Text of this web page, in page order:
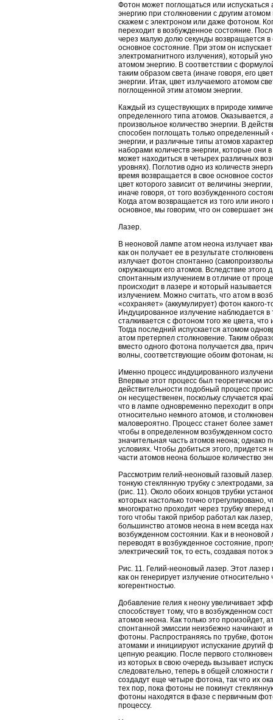
Фотон может поглощаться или
энергию при столкновении с другим
скажем с электроном или даже фотоном.
переходит в возбужденное состояние.
через малую долю секунды возвращается
основное состояние. При этом он испускает
электромагнитного излучения), который
атомом энергию. В соответствии с
таким образом света (иначе говоря, его
энергии. Итак, цвет излучаемого атомом
поглощенной этим атомом энергии.
Каждый из существующих в природе
определенного типа атомов. Оказывается,
произвольное количество энергии. В
способен поглощать только определенный
энергии, и различные типы атомов
наборами количеств энергии, которые они
может находиться в четырех различных
уровнях). Поглотив одно из количеств
время возвращается в свое основное
цвет которого зависит от величины
иначе говоря, от того возбужденного
Когда атом возвращается из того или
основное, мы говорим, что он совершает
Лазер.
В неоновой лампе атом неона излучает
как он получает ее в результате
излучает фотон спонтанно
окружающих его атомов. Вследствие этого
спонтанным излучением в отличие от
происходит в лазере и который
излучением. Можно считать, что атом в
«сохраняет» (аккумулирует) фотон какого-
Индуцированное излучение наблюдается в
сталкивается с фотоном того же цвета, что
Тогда последний испускается атомом
атом претерпел столкновение. Таким
вместо одного фотона получается два,
волны, соответствующие обоим фотонам,
Именно процесс индуцированного
Впервые этот процесс был теоретически
действительности подобный процесс
он несущественен, поскольку случается
что в лампе одновременно переходит в
относительно немного атомов, и
маловероятно. Процесс станет более
чтобы в определенном возбужденном
значительная часть атомов неона;
условиях. Чтобы добиться этого, придется
части атомов неона большое количество
Рассмотрим гелий-неоновый газовый
тонкую стеклянную трубку с электродами,
(рис. 11). Около обоих концов трубки
которых настолько точно отрегулировано,
многократно проходит через трубку
того чтобы такой прибор работал как
большинство атомов неона в нем всегда
возбужденном состоянии. Как и в
переводят в возбужденное состояние,
электрический ток, то есть, создавая поток
Рис. 11. Гелий-неоновый лазер. Этот лазер
как он генерирует излучение относительно
когерентностью.
Добавление гелия к неону увеличивает
способствует тому, что в возбужденном
атомов неона. Как только это произойдет,
спонтанной эмиссии неизбежно начинают
фотоны. Распространяясь по трубке,
атомами и инициируют испускание другий
цепную реакцию. После первого
из которых в свою очередь вызывает
следовательно, теперь в общей
создадут еще четыре фотона, так что их
тех пор, пока фотоны не покинут
фотоны находятся в фазе с первичным
процессу.